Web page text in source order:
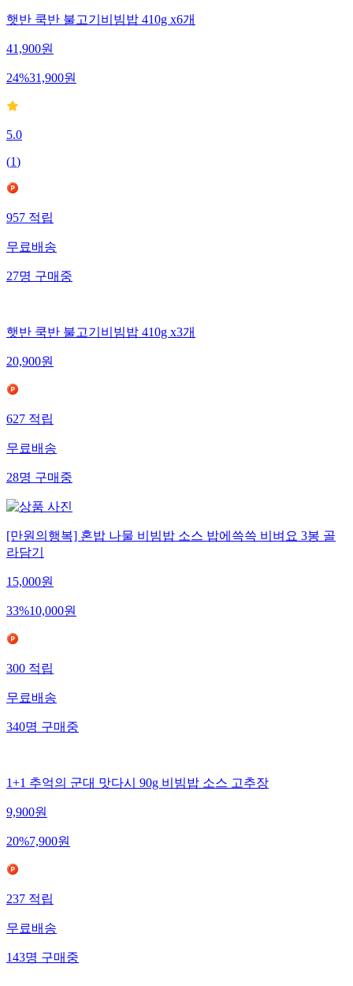
햇반 쿡반 불고기비빔밥 410g x6개
41,900원
24%31,900원
5.0
(1)
957적립
무료배송
27명구매중
햇반 쿡반 불고기비빔밥 410g x3개
20,900원
627적립
무료배송
28명구매중
[만원의행복] 혼밥 나물 비빔밥 소스 밥에쓱쓱 비벼요 3봉 골
라담기
15,000원
33%10,000원
300적립
무료배송
340명구매중
1+1 추억의 군대 맛다시 90g 비빔밥 소스 고추장
9,900원
20%7,900원
237적립
무료배송
143명구매중